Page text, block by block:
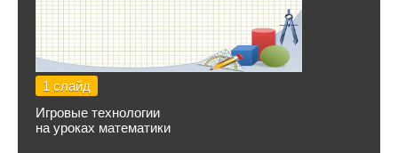
1 слайд
Игровые технологии
на уроках математики